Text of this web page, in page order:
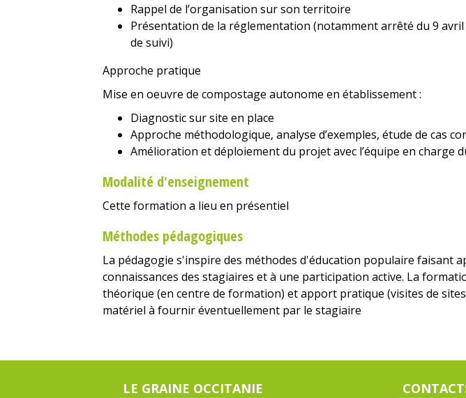
Rappel de l’organisation sur son territoire
Présentation de la réglementation (notamment arrêté du 9
de suivi)
Approche pratique
Mise en oeuvre de compostage autonome en établissement :
Diagnostic sur site en place
Approche méthodologique, analyse d’exemples, étude de cas
Amélioration et déploiement du projet avec l’équipe en charge
Modalité d'enseignement
Cette formation a lieu en présentiel
Méthodes pédagogiques
La pédagogie s'inspire des méthodes d'éducation populaire faisant
connaissances des stagiaires et à une participation active. La
théorique (en centre de formation) et apport pratique (visites de
matériel à fournir éventuellement par le stagiaire
LE GRAINE OCCITANIE